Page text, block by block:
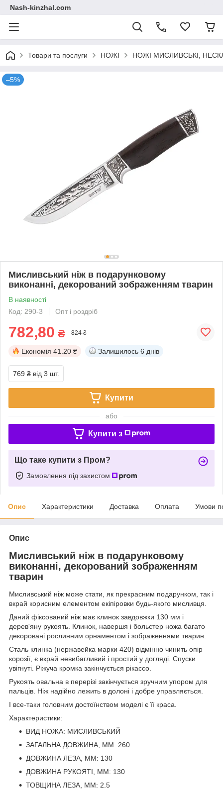
Nash-kinzhal.com
Товари та послуги НОЖІ НОЖІ МИСЛИВСЬКІ,
–5%
Мисливський ніж в подарунковому
виконанні, декорований зображенням тварин
В наявності
Код: 290-3
Опт і роздріб
782,80 ₴ 824 ₴
Економія 41.20 ₴ Залишилось 6 днів
769 ₴ від 3 шт.
Купити
або
Купити з
Що таке купити з Пром?
Замовлення під захистом
Опис Характеристики Доставка Оплата Умови
Опис
Мисливський ніж в подарунковому
виконанні, декорований зображенням
тварин
Мисливський ніж може стати, як прекрасним подарунком, так і
вкрай корисним елементом екіпіровки будь-якого мисливця.
Даний фіксований ніж має клинок завдовжки 130 мм і
дерев'яну рукоять. Клинок, навершя і больстер ножа багато
декоровані рослинним орнаментом і зображеннями тварин.
Сталь клинка (нержавейка марки 420) відмінно чинить опір
корозії, є вкрай невибагливий і простий у догляді. Спуски
увігнуті. Ріжуча кромка закінчується рікассо.
Рукоять овальна в перерізі закінчується зручним упором для
пальців. Ніж надійно лежить в долоні і добре управляється.
І все-таки головним достоїнством моделі є її краса.
Характеристики:
ВИД НОЖА: МИСЛИВСЬКИЙ
ЗАГАЛЬНА ДОВЖИНА, ММ: 260
ДОВЖИНА ЛЕЗА, ММ: 130
ДОВЖИНА РУКОЯТІ, ММ: 130
ТОВЩИНА ЛЕЗА, ММ: 2.5